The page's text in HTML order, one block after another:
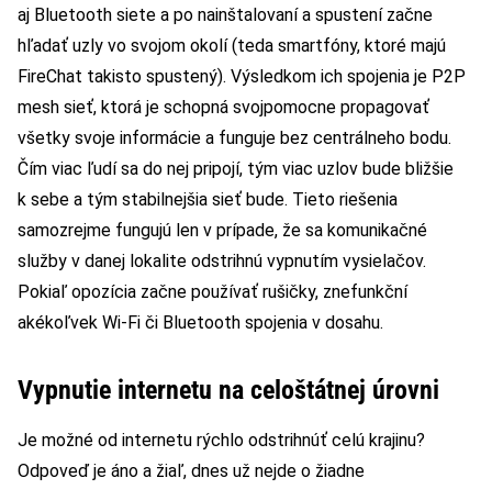
aj Bluetooth siete a po nainštalovaní a spustení začne
hľadať uzly vo svojom okolí (teda smartfóny, ktoré majú
FireChat takisto spustený). Výsledkom ich spojenia je P2P
mesh sieť, ktorá je schopná svojpomocne propagovať
všetky svoje informácie a funguje bez centrálneho bodu.
Čím viac ľudí sa do nej pripojí, tým viac uzlov bude bližšie
k sebe a tým stabilnejšia sieť bude. Tieto riešenia
samozrejme fungujú len v prípade, že sa komunikačné
služby v danej lokalite odstrihnú vypnutím vysielačov.
Pokiaľ opozícia začne používať rušičky, znefunkční
akékoľvek Wi-Fi či Bluetooth spojenia v dosahu.
Vypnutie internetu na celoštátnej úrovni
Je možné od internetu rýchlo odstrihnúť celú krajinu?
Odpoveď je áno a žiaľ, dnes už nejde o žiadne